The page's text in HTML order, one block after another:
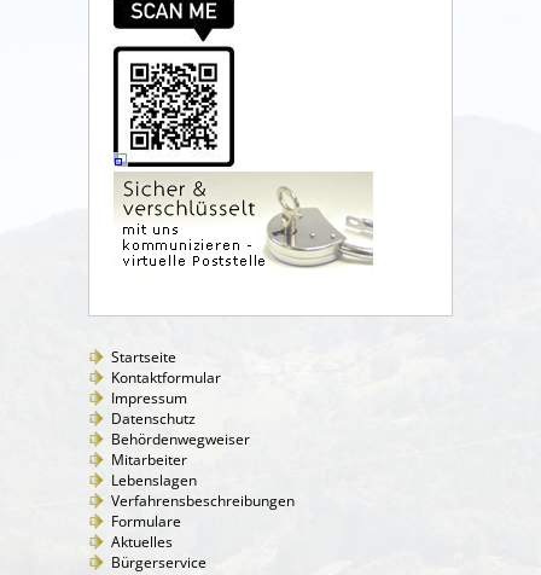
Startseite
Kontaktformular
Impressum
Datenschutz
Behördenwegweiser
Mitarbeiter
Lebenslagen
Verfahrensbeschreibungen
Formulare
Aktuelles
Bürgerservice